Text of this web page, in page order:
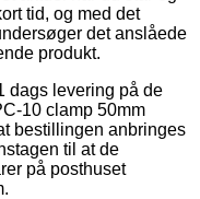
tid, og med det
det anslåede
produkt.
dags levering på de
10 clamp 50mm
bestillingen anbringes
til at de
på posthuset